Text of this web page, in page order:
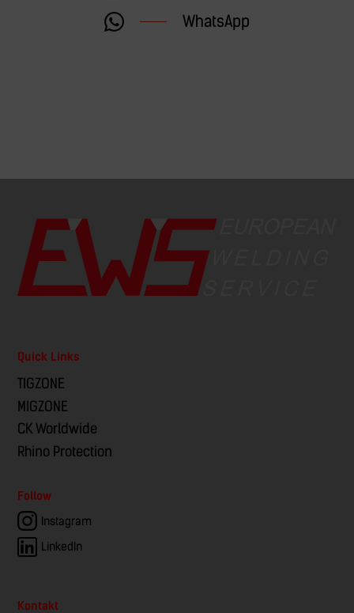
WhatsApp
Quick Links
TIGZONE
MIGZONE
CK Worldwide
Rhino Protection
Follow
Instagram
LinkedIn
Kontakt